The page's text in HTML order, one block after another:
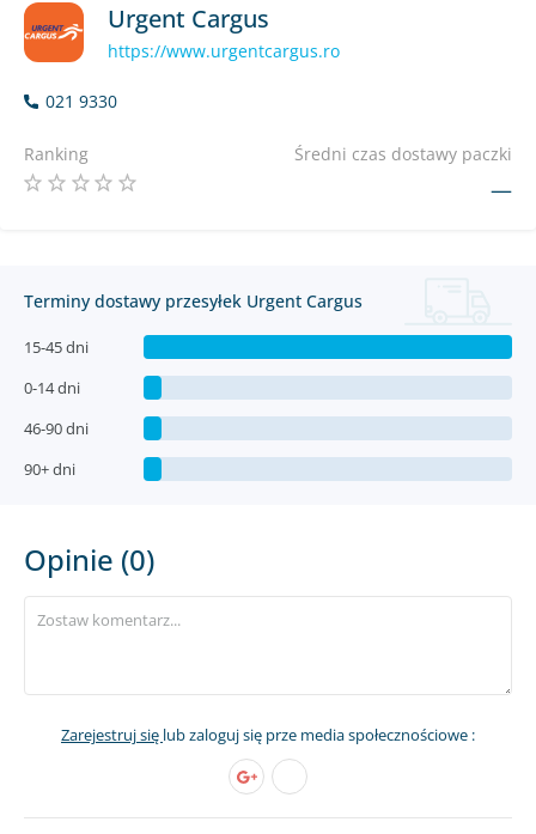
Urgent Cargus
https://www.urgentcargus.ro
021 9330
Ranking Średni czas dostawy paczki
—
Terminy dostawy przesyłek Urgent Cargus
15-45 dni
0-14 dni
46-90 dni
90+ dni
Opinie (0)
Zarejestruj się lub zaloguj się prze media społecznościowe :